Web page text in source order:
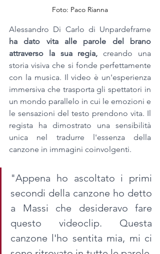
Foto: Paco Rianna
ha dato vita alle parole del brano
attraverso la sua regia, creando una
storia visiva che si fonde perfettamente
con la musica. Il video è un'esperienza
immersiva che trasporta gli spettatori in
un mondo parallelo in cui le emozioni e
le sensazioni del testo prendono vita. Il
regista ha dimostrato una sensibilità
unica nel tradurre l'essenza della
canzone in immagini coinvolgenti.
"Appena ho ascoltato i primi
secondi della canzone ho detto
a Massi che desideravo fare
questo videoclip. Questa
canzone l'ho sentita mia, mi ci